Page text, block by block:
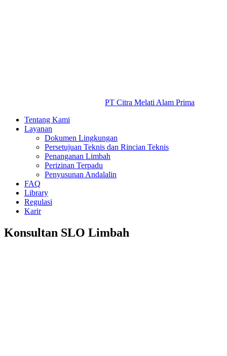
PT Citra Melati Alam Prima
Tentang Kami
Layanan
Dokumen Lingkungan
Persetujuan Teknis dan Rincian Teknis
Penanganan Limbah
Perizinan Terpadu
Penyusunan Andalalin
FAQ
Library
Regulasi
Karir
Konsultan SLO Limbah